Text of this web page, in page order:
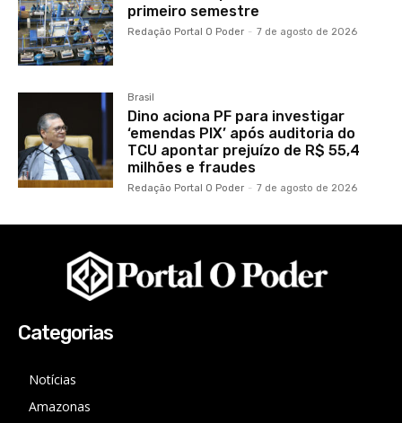
primeiro semestre
Redação Portal O Poder - 7 de agosto de 2026
Brasil
Dino aciona PF para investigar
‘emendas PIX’ após auditoria do
TCU apontar prejuízo de R$ 55,4
milhões e fraudes
Redação Portal O Poder - 7 de agosto de 2026
Categorias
Notícias
Amazonas